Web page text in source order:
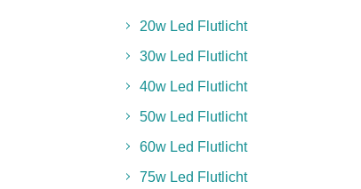
20w Led Flutlicht
30w Led Flutlicht
40w Led Flutlicht
50w Led Flutlicht
60w Led Flutlicht
75w Led Flutlicht